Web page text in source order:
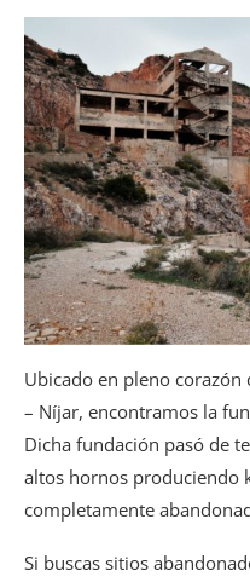
Ubicado en pleno corazón
– Níjar, encontramos la
Dicha fundación pasó de
altos hornos produciendo
completamente
Si buscas sitios